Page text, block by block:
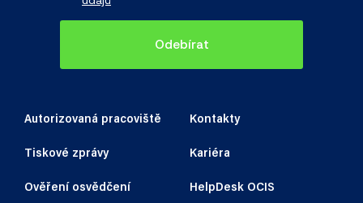
Autorizovaná pracoviště Kontakty
Tiskové zprávy Kariéra
Ověření osvědčení HelpDesk OCIS
Odebírat